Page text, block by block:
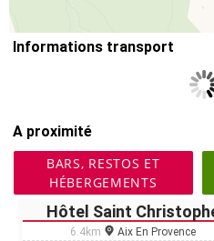
Informations transport
A proximité
BARS, RESTOS ET
HÉBERGEMENTS
Hôtel Saint
6.4km Aix En Provence